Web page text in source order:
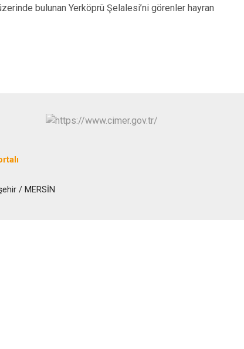
bulunan Yerköprü Şelalesi’ni görenler hayran
/ MERSİN